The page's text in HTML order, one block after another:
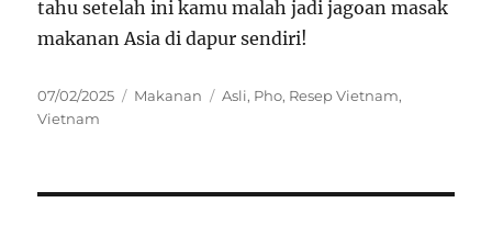
tahu setelah ini kamu malah jadi jagoan masak
makanan Asia di dapur sendiri!
Posted
on
07/02/2025 Categories
Makanan Tags
Asli, Pho, Resep Vietnam,
Vietnam